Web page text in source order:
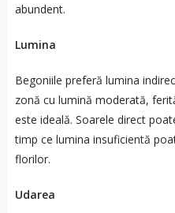
abundent.
Lumina
Begoniile preferă lumina
zonă cu lumină moderată,
este ideală. Soarele direct
timp ce lumina insuficientă
florilor.
Udarea